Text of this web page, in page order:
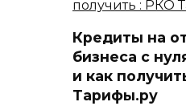
Кредиты на
бизнеса с
и как
Тарифы.ру